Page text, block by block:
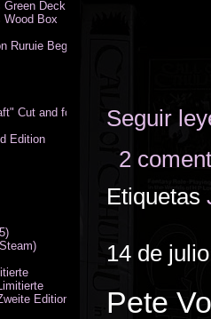
Seguir
2
Etiquetas
14 de
Pete
Deck
Wood Box
Ruruie Beginners
Cut and fold Game-Cards
Edition
Edition